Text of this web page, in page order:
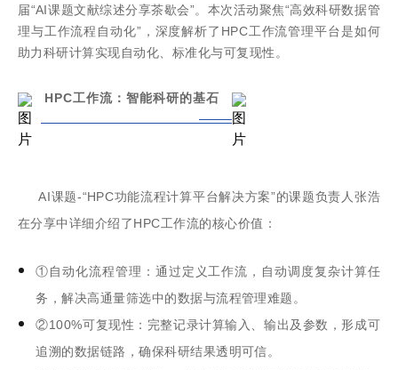
届“AI课题文献综述分享茶歇会”。本次活动聚焦“高效科研数据管
理与工作流程自动化”，深度解析了 HPC工作流管理平台是如何
助力科研计算实现自动化、标准化与可复现性。
HPC工作流：智能科研的基石
AI课题-“HPC功能流程计算平台解决方案”的课题负责人 张浩
在分享中详细介绍了HPC工作流的核心价值：
①自动化流程管理：通过定义工作流，自动调度复杂计算任
务，解决高通量筛选中的数据与流程管理难题。
②100%可复现性：完整记录计算输入、输出及参数，形成可
追溯的数据链路，确保科研结果透明可信。